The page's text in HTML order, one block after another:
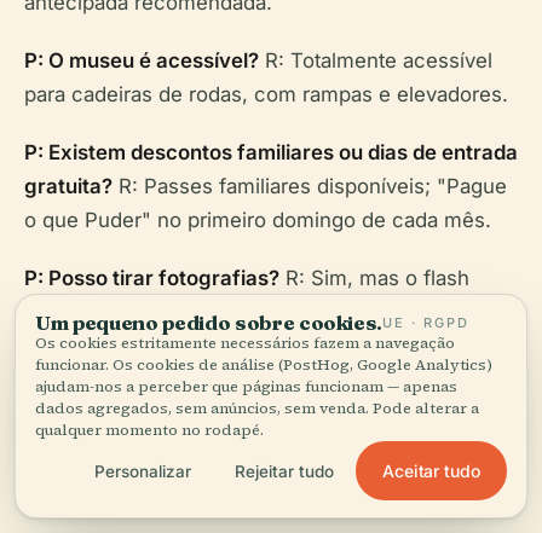
P: O museu é acessível? R: Totalmente acessível
para cadeiras de rodas, com rampas e elevadores.
P: Existem descontos familiares ou dias de entrada
gratuita? R: Passes familiares disponíveis; "Pague
o que Puder" no primeiro domingo de cada mês.
P: Posso tirar fotografias? R: Sim, mas o flash
pode ser restrito em algumas áreas.
P: São permitidos animais de estimação?R:
Apenas animais de serviço são permitidos.
Um pequeno pedido sobre cookies.UE · RGPD
Os cookies estritamente necessários fazem a navegação
funcionar. Os cookies de análise (PostHog, Google Analytics)
ajudam-nos a perceber que páginas funcionam — apenas
dados agregados, sem anúncios, sem venda. Pode alterar a
qualquer momento no rodapé.
Personalizar Rejeitar tudo Aceitar tudo